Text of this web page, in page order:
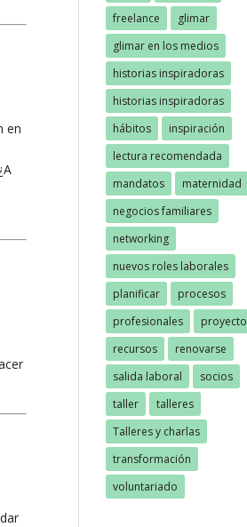
en
freelance
glimar
glimar en los medios
historias inspiradoras
historias inspiradoras
hábitos
inspiración
lectura recomendada
mandatos
maternidad
negocios familiares
networking
nuevos roles laborales
planificar
procesos
profesionales
recursos
renovarse
salida laboral
socios
taller
talleres
Talleres y charlas
transformación
voluntariado